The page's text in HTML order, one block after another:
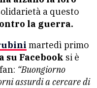
a questo
la guerra.
martedì primo
Facebook si è
“Buongiorno
assurdi a cercare di